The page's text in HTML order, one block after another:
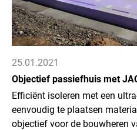
25.01.2021
Objectief passiefhuis met
Efficiënt isoleren met een
eenvoudig te plaatsen
objectief voor de bouwheren